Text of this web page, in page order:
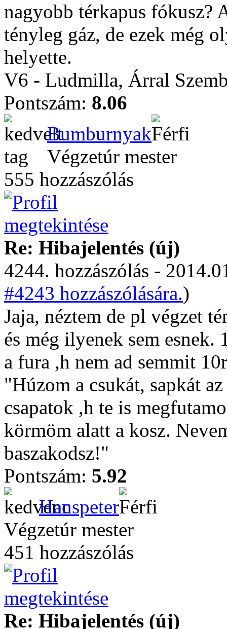
nagyobb térkapus
tényleg gáz, de ezek még
helyette.
V6 - Ludmilla, Árral
Pontszám: 8.06
Bumburnyak
Végzetúr mester
555 hozzászólás
Re: Hibajelentés (új)
4244. hozzászólás -
#4243 hozzászólására.)
Jaja, néztem de pl végzet
és még ilyenek sem
a fura ,h nem ad semmit
"Húzom a csukát, sapkát
csapatok ,h te is
körmöm alatt a kosz.
baszakodsz!"
Pontszám: 5.92
Hanspeter
Végzetúr mester
451 hozzászólás
Re: Hibajelentés (új)